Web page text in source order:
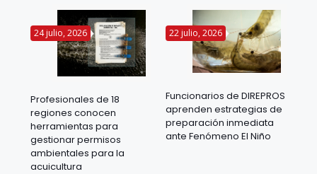
24 julio, 2026
Profesionales de 18
regiones conocen
herramientas para
gestionar permisos
ambientales para la
acuicultura
22 julio, 2026
Funcionarios de DIREPROS
aprenden estrategias de
preparación inmediata
ante Fenómeno El Niño